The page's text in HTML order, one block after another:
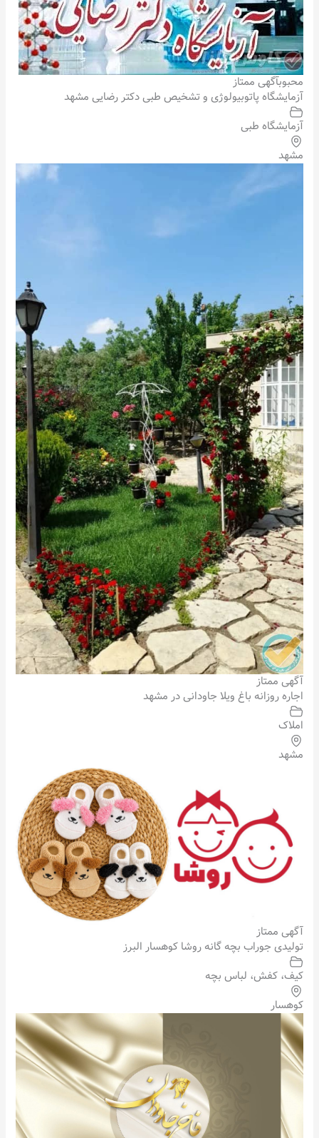
محبوبآگهی ممتاز
آزمایشگاه پاتوبیولوژی و تشخیص طبی دکتر رضایی مشهد
آزمایشگاه طبی
مشهد
آگهی ممتاز
اجاره روزانه باغ ویلا جاودانی در مشهد
املاک
مشهد
آگهی ممتاز
تولیدی جوراب بچه گانه روشا کوهسار البرز
کیف، کفش، لباس بچه
کوهسار